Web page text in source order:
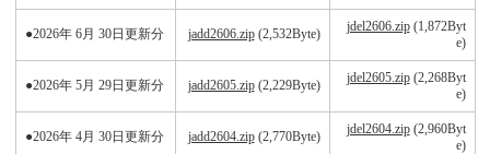
●2026年 6月 30日更新分 jadd2606.zip(2,532Byte) jdel2606.zip(1,872Byt
e)
●2026年 5月 29日更新分 jadd2605.zip(2,229Byte) jdel2605.zip(2,268Byt
e)
●2026年 4月 30日更新分 jadd2604.zip(2,770Byte) jdel2604.zip(2,960Byt
e)